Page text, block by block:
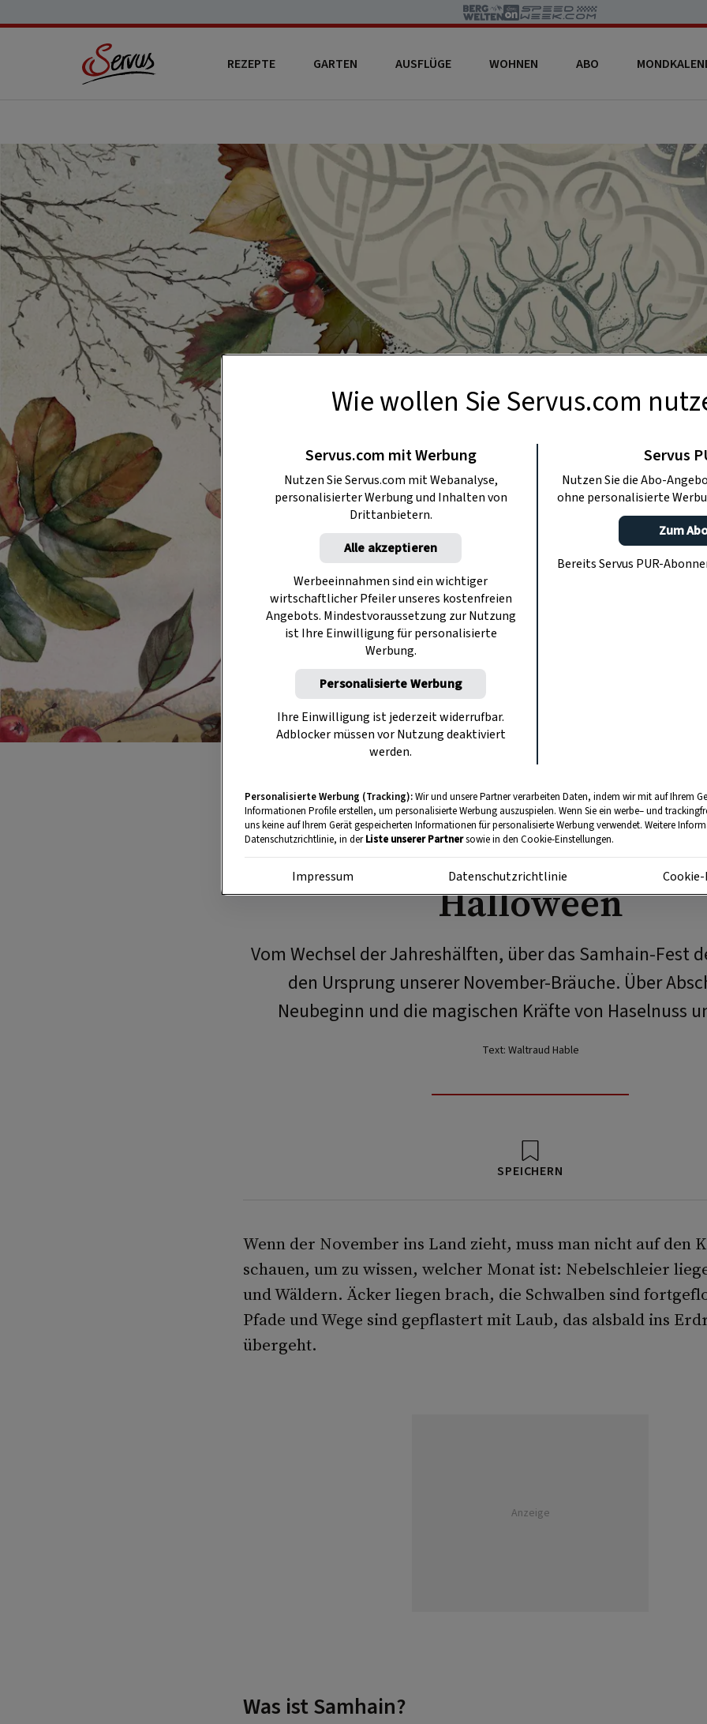
REZEPTE GARTEN AUSFLÜGE WOHNEN ABO
Foto:
BRAUCHTUM
Über Samhain,
Halloween
Vom Wechsel der Jahreshälften, über das Samhain-Fest
den Ursprung unserer November-Bräuche. Über
Neubeginn und die magischen Kräfte von Haselnuss
Text: Waltraud Hable
SPEICHERN
Wenn der November ins Land zieht, muss man nicht auf den
schauen, um zu wissen, welcher Monat ist: Nebelschleier
und Wäldern. Äcker liegen brach, die Schwalben sind
Pfade und Wege sind gepflastert mit Laub, das alsbald ins
übergeht.
Anzeige
Was ist Samhain?
Wie wollen Sie Servus.com
Servus.com mit Werbung
Nutzen Sie Servus.com mit Webanalyse,
personalisierter Werbung und Inhalten von
Drittanbietern.
Alle akzeptieren
Werbeeinnahmen sind ein wichtiger
wirtschaftlicher Pfeiler unseres kostenfreien
Angebots. Mindestvoraussetzung zur Nutzung
ist Ihre Einwilligung für personalisierte
Werbung.
Personalisierte Werbung
Ihre Einwilligung ist jederzeit widerrufbar.
Adblocker müssen vor Nutzung deaktiviert
werden.
Servus
Nutzen Sie die Abo-
ohne personalisierte
Zum
Bereits Servus PUR-
Personalisierte Werbung (Tracking):Wir und unsere Partner verarbeiten Daten, indem wir mit auf Ihrem
Informationen Profile erstellen, um personalisierte Werbung auszuspielen. Wenn Sie ein werbe– und
uns keine auf Ihrem Gerät gespeicherten Informationen für personalisierte Werbung verwendet. Weitere
Datenschutzrichtlinie, in derListe unserer Partnersowie in den Cookie-Einstellungen.
Impressum Datenschutzrichtlinie